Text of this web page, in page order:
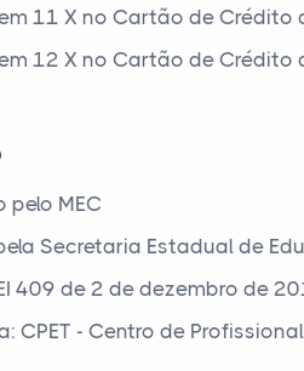
11 X no Cartão de Crédito
12 X no Cartão de Crédito
pelo MEC
Secretaria Estadual de
409 de 2 de dezembro de
CPET - Centro de